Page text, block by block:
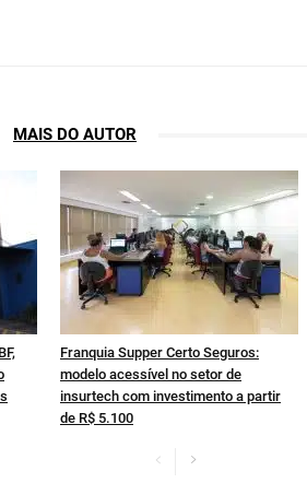
MAIS DO AUTOR
Franquia Supper Certo Seguros:
modelo acessível no setor de
insurtech com investimento a partir
de R$ 5.100